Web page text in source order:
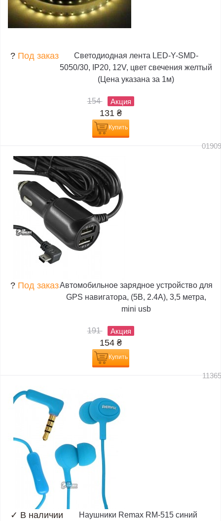
? Под заказ
Светодиодная лента LED-Y-SMD-
5050/30, IP20, 12V, цвет свечения желтый
(Цена указана за 1м)
154 Акция
131 ₴
Купить
? Под заказАвтомобильное зарядное устройство для
GPS навигатора, (5В, 2.4А), 3,5 метра,
mini usb
191 Акция
154 ₴
Купить
✓ В наличии Наушники Remax RM-515 синий